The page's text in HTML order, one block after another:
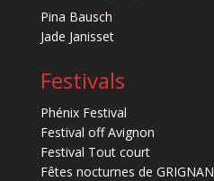
Pina Bausch
Jade Janisset
Festivals
Phénix Festival
Festival off Avignon
Festival Tout court
Fêtes nocturnes de GRIGNAN